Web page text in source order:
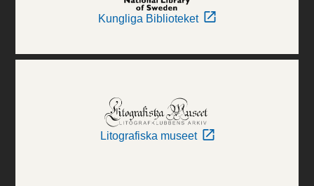
Kungliga Biblioteket
Litografiska museet